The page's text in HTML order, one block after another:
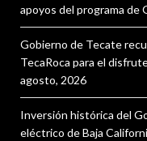
apoyos del programa de
Gobierno de Tecate
TecaRoca para el
agosto, 2026
Inversión histórica del
eléctrico de Baja